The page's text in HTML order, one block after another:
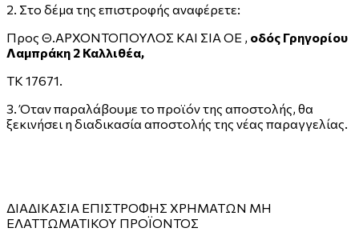
2. Στο δέμα της επιστροφής αναφέρετε:
Προς Θ.ΑΡΧΟΝΤΟΠΟΥΛΟΣ ΚΑΙ ΣΙΑ ΟΕ , οδός Γρηγορίου
Λαμπράκη 2 Καλλιθέα,
ΤΚ 17671.
3. Όταν παραλάβουμε το προϊόν της αποστολής, θα
ξεκινήσει η διαδικασία αποστολής της νέας παραγγελίας.
ΔΙΑΔΙΚΑΣΙΑ ΕΠΙΣΤΡΟΦΗΣ ΧΡΗΜΑΤΩΝ ΜΗ
ΕΛΑΤΤΩΜΑΤΙΚΟΥ ΠΡΟΪΌΝΤΟΣ